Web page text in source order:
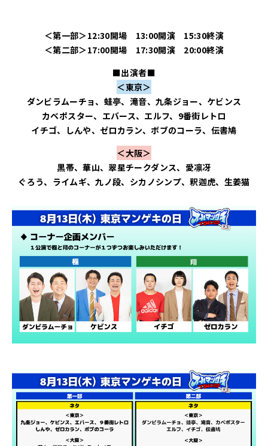
＜第一部＞12:30開場 13:00開演 15:30終演
＜第二部＞17:00開場 17:30開演 20:00終演
■出演者■
＜東京＞
ダンビラムーチョ、蛙亭、滝音、九条ジョー、ケビンス
カベポスター、エバース、エルフ、9番街レトロ
イチゴ、しんや、ゼロカラン、ボブのコーラ、伝書鳩
＜大阪＞
黒帯、華山、翠星チークダンス、愛凛冴
ぐろう、ライムギ、九ノ段、シカノシンプ、釈迦虎、生姜猫